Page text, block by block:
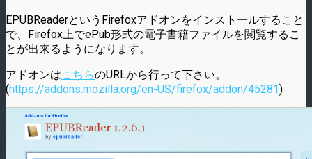
EPUBReaderというFirefoxアドオンをインストールすること
で、Firefox上でePub形式の電子書籍ファイルを閲覧するこ
とが出来るようになります。
アドオンはこちらのURLから行って下さい。
(https://addons.mozilla.org/en-US/firefox/addon/45281)